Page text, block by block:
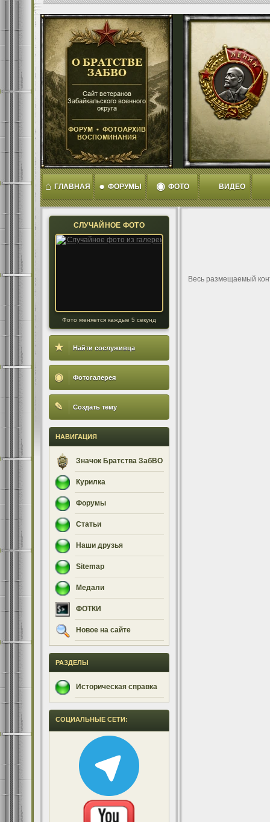
⌂ ГЛАВНАЯ ● ФОРУМЫ ◉ ФОТО ВИДЕО
СЛУЧАЙНОЕ ФОТО
Фото меняется каждые 5 секунд
★ Найти сослуживца
◉ Фотогалерея
✎ Создать тему
НАВИГАЦИЯ
Значок Братства ЗабВО
Курилка
Форумы
Статьи
Наши друзья
Sitemap
Медали
ФОТКИ
Новое на сайте
РАЗДЕЛЫ
Историческая справка
СОЦИАЛЬНЫЕ СЕТИ:
Весь размещаемый